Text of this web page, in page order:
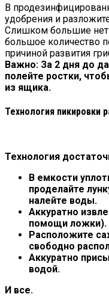
В
удобрения и
Слишком большие нет
большое количество
причиной развития
Важно: За 2 дня до
полейте ростки,
из ящика.
Технология пикировки
Технология
В емкости
проделайте
налейте воды.
Аккуратно
помощи ложки).
Расположите
свободно
Аккуратно
водой.
И все.